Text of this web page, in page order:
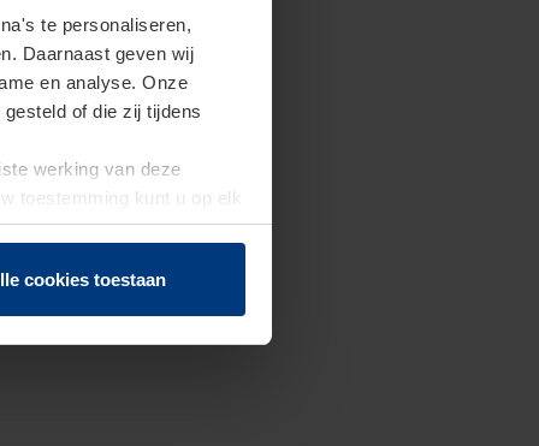
te personaliseren,
Daarnaast geven wij
en analyse. Onze
of die zij tijdens
werking van deze
toestemming kunt u op elk
herroepen.
cookies toestaan